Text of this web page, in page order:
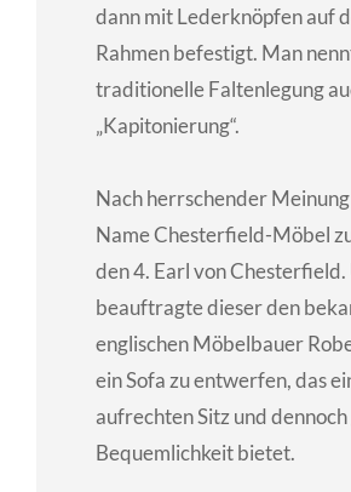
dann mit Lederknöpfen auf
Rahmen befestigt. Man
traditionelle Faltenlegung
„Kapitonierung“.
Nach herrschender
Name Chesterfield-Möbel
den 4. Earl von
beauftragte dieser den
englischen Möbelbauer
ein Sofa zu entwerfen, das
aufrechten Sitz und
Bequemlichkeit bietet.